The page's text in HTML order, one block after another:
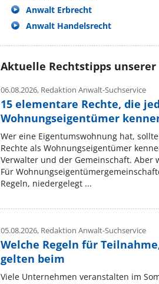
Anwalt Erbrecht
Anwalt Handelsrecht
Aktuelle Rechtstipps unserer
06.08.2026, Redaktion Anwalt-Suchservice
15 elementare Rechte, die
Wohnungseigentümer
Wer eine Eigentumswohnung hat,
Rechte als Wohnungseigentümer
Verwalter und der Gemeinschaft. Aber
Für
Regeln, niedergelegt ...
05.08.2026, Redaktion Anwalt-Suchservice
Welche Regeln für
gelten beim
Viele Unternehmen veranstalten im